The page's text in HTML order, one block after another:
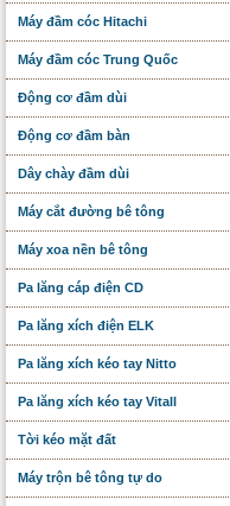
Máy đầm cóc Hitachi
Máy đầm cóc Trung Quốc
Động cơ đầm dùi
Động cơ đầm bàn
Dây chày đầm dùi
Máy cắt đường bê tông
Máy xoa nền bê tông
Pa lăng cáp điện CD
Pa lăng xích điện ELK
Pa lăng xích kéo tay Nitto
Pa lăng xích kéo tay Vitall
Tời kéo mặt đất
Máy trộn bê tông tự do